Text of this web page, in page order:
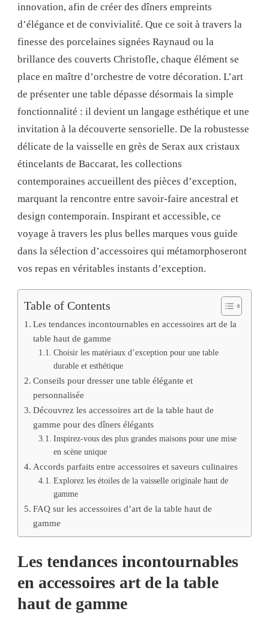
DE
POUR
DES
ÉLÉGANTS.
innovation, afin de créer des dîners empreints
d’élégance et de convivialité. Que ce soit à travers la
finesse des porcelaines signées Raynaud ou la
brillance des couverts Christofle, chaque élément se
place en maître d’orchestre de votre décoration. L’art
de présenter une table dépasse désormais la simple
fonctionnalité : il devient un langage esthétique et une
invitation à la découverte sensorielle. De la robustesse
délicate de la vaisselle en grès de Serax aux cristaux
étincelants de Baccarat, les collections
contemporaines accueillent des pièces d’exception,
marquant la rencontre entre savoir-faire ancestral et
design contemporain. Inspirant et accessible, ce
voyage à travers les plus belles marques vous guide
dans la sélection d’accessoires qui métamorphoseront
vos repas en véritables instants d’exception.
Table of Contents
Les tendances incontournables en accessoires art de la
table haut de gamme
Choisir les matériaux d’exception pour une table
durable et esthétique
Conseils pour dresser une table élégante et
personnalisée
Découvrez les accessoires art de la table haut de
gamme pour des dîners élégants
Inspirez-vous des plus grandes maisons pour une mise
en scène unique
Accords parfaits entre accessoires et saveurs culinaires
Explorez les étoiles de la vaisselle originale haut de
gamme
FAQ sur les accessoires d’art de la table haut de
gamme
Les tendances incontournables
en accessoires art de la table
haut de gamme